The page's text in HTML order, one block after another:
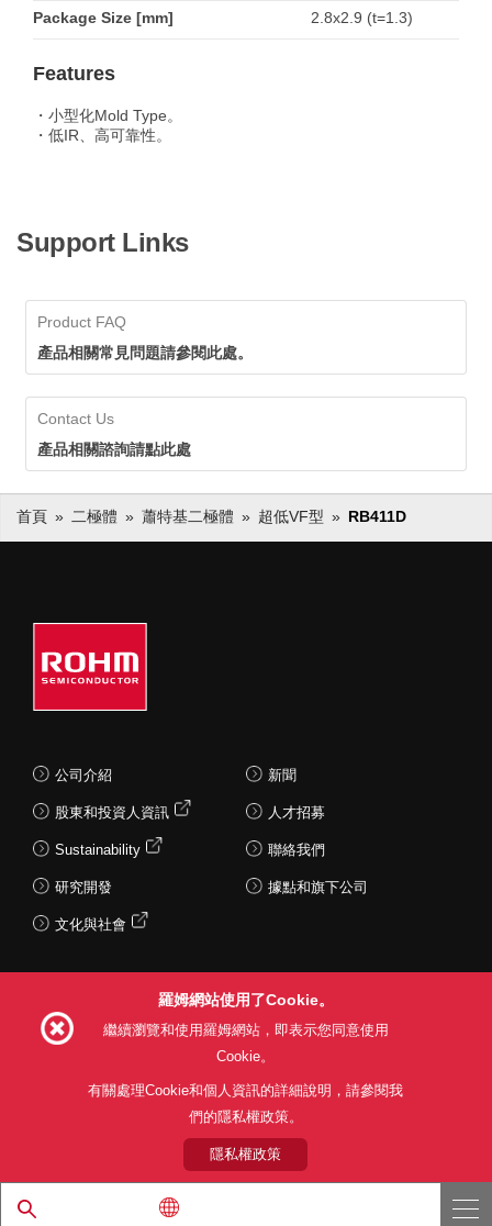
Package Size [mm] 2.8x2.9 (t=1.3)
Features
・小型化Mold Type。
・低IR、高可靠性。
Support Links
Product FAQ
產品相關常見問題請參閱此處。
Contact Us
產品相關諮詢請點此處
首頁 二極體 蕭特基二極體 超低VF型 RB411D
公司介紹
股東和投資人資訊
Sustainability
研究開發
文化與社會
新聞
人才招募
聯絡我們
據點和旗下公司
利用目的 隱私權政策
關於本公司產品銷售之標準條款(PDF)
© 1997 - 2026 ROHM CO., LTD. ALL RIGHTS RESERVED.
羅姆網站使用了Cookie。
繼續瀏覽和使用羅姆網站，即表示您同意使用
Cookie。
有關處理Cookie和個人資訊的詳細說明，請參閱我
們的隱私權政策。
隱私權政策